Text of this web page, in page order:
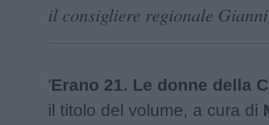
il consigliere regionale
'Erano 21. Le donne della
il titolo del volume, a cura di